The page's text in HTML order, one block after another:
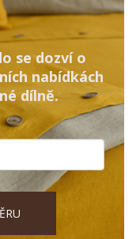
se dozví o
nabídkách
dílně.